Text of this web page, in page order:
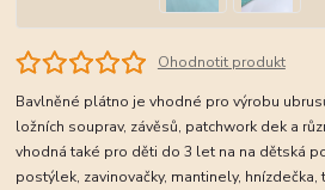
Ohodnotit produkt
Bavlněné plátno je vhodné pro výrobu
ložních souprav, závěsů, patchwork dek a
vhodná také pro děti do 3 let na na dětská
postýlek, zavinovačky, mantinely,